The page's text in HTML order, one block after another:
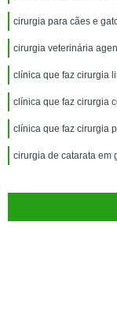
cirurgia para cães e
cirurgia veterinária
clínica que faz cirurgia
clínica que faz cirurgia
clínica que faz cirurgia
cirurgia de catarata em